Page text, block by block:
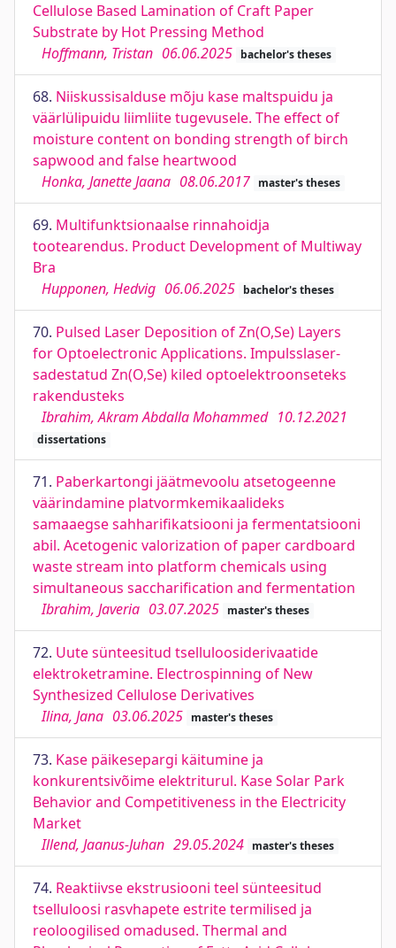
Cellulose Based Lamination of Craft Paper
Substrate by Hot Pressing Method
Hoffmann, Tristan 06.06.2025 bachelor's theses
68. Niiskussisalduse mõju kase maltspuidu ja
väärlülipuidu liimliite tugevusele. The effect of
moisture content on bonding strength of birch
sapwood and false heartwood
Honka, Janette Jaana 08.06.2017 master's theses
69. Multifunktsionaalse rinnahoidja
tootearendus. Product Development of Multiway
Bra
Hupponen, Hedvig 06.06.2025 bachelor's theses
70. Pulsed Laser Deposition of Zn(O,Se) Layers
for Optoelectronic Applications. Impulsslaser-
sadestatud Zn(O,Se) kiled optoelektroonseteks
rakendusteks
Ibrahim, Akram Abdalla Mohammed 10.12.2021
dissertations
71. Paberkartongi jäätmevoolu atsetogeenne
väärindamine platvormkemikaalideks
samaaegse sahharifikatsiooni ja fermentatsiooni
abil. Acetogenic valorization of paper cardboard
waste stream into platform chemicals using
simultaneous saccharification and fermentation
Ibrahim, Javeria 03.07.2025 master's theses
72. Uute sünteesitud tselluloosiderivaatide
elektroketramine. Electrospinning of New
Synthesized Cellulose Derivatives
Ilina, Jana 03.06.2025 master's theses
73. Kase päikesepargi käitumine ja
konkurentsivõime elektriturul. Kase Solar Park
Behavior and Competitiveness in the Electricity
Market
Illend, Jaanus-Juhan 29.05.2024 master's theses
74. Reaktiivse ekstrusiooni teel sünteesitud
tselluloosi rasvhapete estrite termilised ja
reoloogilised omadused. Thermal and